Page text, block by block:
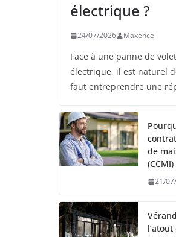
électrique ?
24/07/2026 Maxence
Face à une panne de
électrique, il est naturel
faut entreprendre une
de
(CCMI)
21/